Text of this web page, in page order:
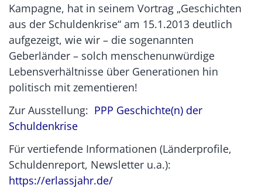
Kampagne, hat in seinem Vortrag „Geschichten
aus der Schuldenkrise“ am 15.1.2013 deutlich
aufgezeigt, wie wir – die sogenannten
Geberländer – solch menschenunwürdige
Lebensverhältnisse über Generationen hin
politisch mit zementieren!
Zur Ausstellung: PPP Geschichte(n) der
Schuldenkrise
Für vertiefende Informationen (Länderprofile,
Schuldenreport, Newsletter u.a.):
https://erlassjahr.de/